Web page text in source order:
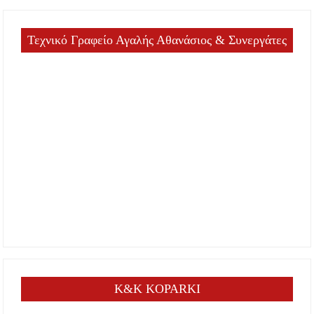
Τεχνικό Γραφείο Αγαλής Αθανάσιος & Συνεργάτες
K&K KOPARKI